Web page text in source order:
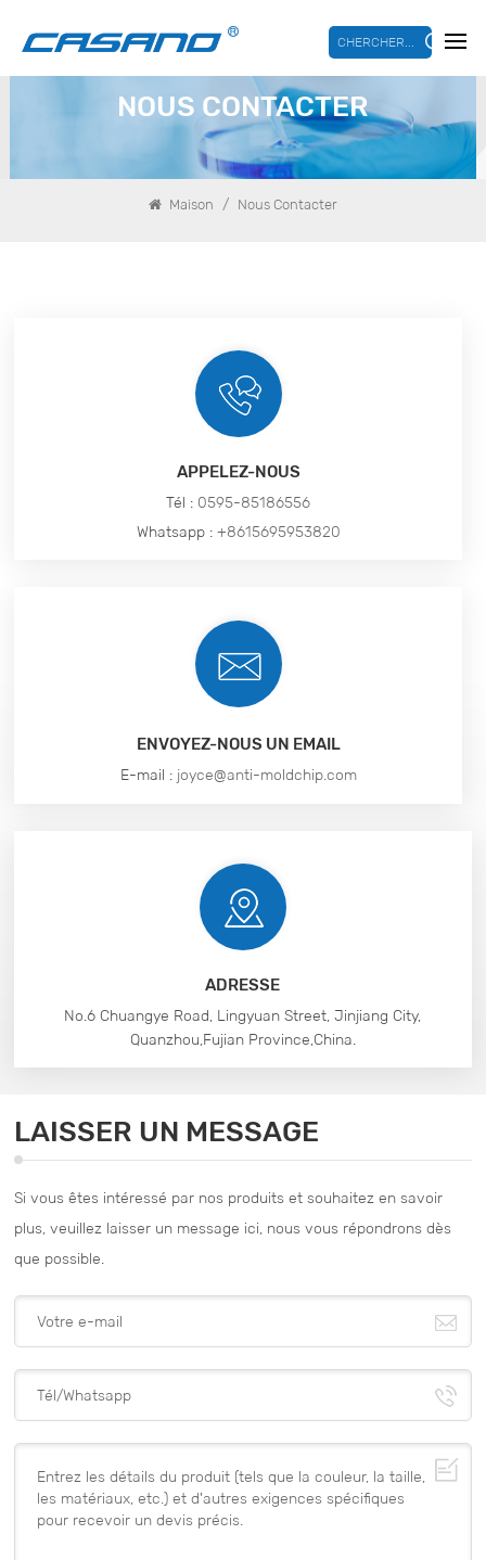
CHERCHER...
NOUS CONTACTER
Maison / Nous Contacter
APPELEZ-NOUS
Tél : 0595-85186556
Whatsapp : +8615695953820
ENVOYEZ-NOUS UN EMAIL
E-mail : joyce@anti-moldchip.com
ADRESSE
No.6 Chuangye Road, Lingyuan Street, Jinjiang City,
Quanzhou,Fujian Province,China.
LAISSER UN MESSAGE
Si vous êtes intéressé par nos produits et souhaitez en savoir
plus, veuillez laisser un message ici, nous vous répondrons dès
que possible.